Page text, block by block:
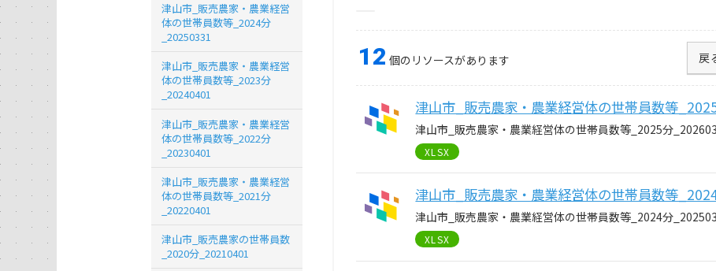
12 個のリソースがあります 戻
津山市_販売農家・農業経営体の世帯員数等
津山市_販売農家・農業経営体の世帯員数等_2025分
XLSX
津山市_販売農家・農業経営体の世帯員数等
津山市_販売農家・農業経営体の世帯員数等_2024分
XLSX
津山市_販売農家・農業経営
体の世帯員数等_2024分
_20250331
津山市_販売農家・農業経営
体の世帯員数等_2023分
_20240401
津山市_販売農家・農業経営
体の世帯員数等_2022分
_20230401
津山市_販売農家・農業経営
体の世帯員数等_2021分
_20220401
津山市_販売農家の世帯員数
_2020分_20210401